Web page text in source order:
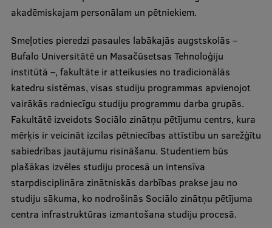
Mūžizglītība
Ētikas un līdztiesības mācības
Atvērtā universitāte
Sagatavošanas kursi
Profesionālās pilnveides kursi
ESF kvalifikācijas celšanas kursi
Pedagoģiskās izaugsmes centrs
Kvalifikācijas atbilstības pārbaude
akadēmiskajam personālam un pētniekiem.
Smeļoties pieredzi pasaules labākajās augstskolās –
Bufalo Universitātē un Masačūsetsas Tehnoloģiju
institūtā –, fakultāte ir atteikusies no tradicionālās
katedru sistēmas, visas studiju programmas apvienojot
vairākās radniecīgu studiju programmu darba grupās.
Fakultātē izveidots Sociālo zinātņu pētījumu centrs, kura
mērķis ir veicināt izcilas pētniecības attīstību un sarežģītu
sabiedrības jautājumu risināšanu. Studentiem būs
plašākas izvēles studiju procesā un intensīva
starpdisciplināra zinātniskās darbības prakse jau no
studiju sākuma, ko nodrošinās Sociālo zinātņu pētījuma
centra infrastruktūras izmantošana studiju procesā.